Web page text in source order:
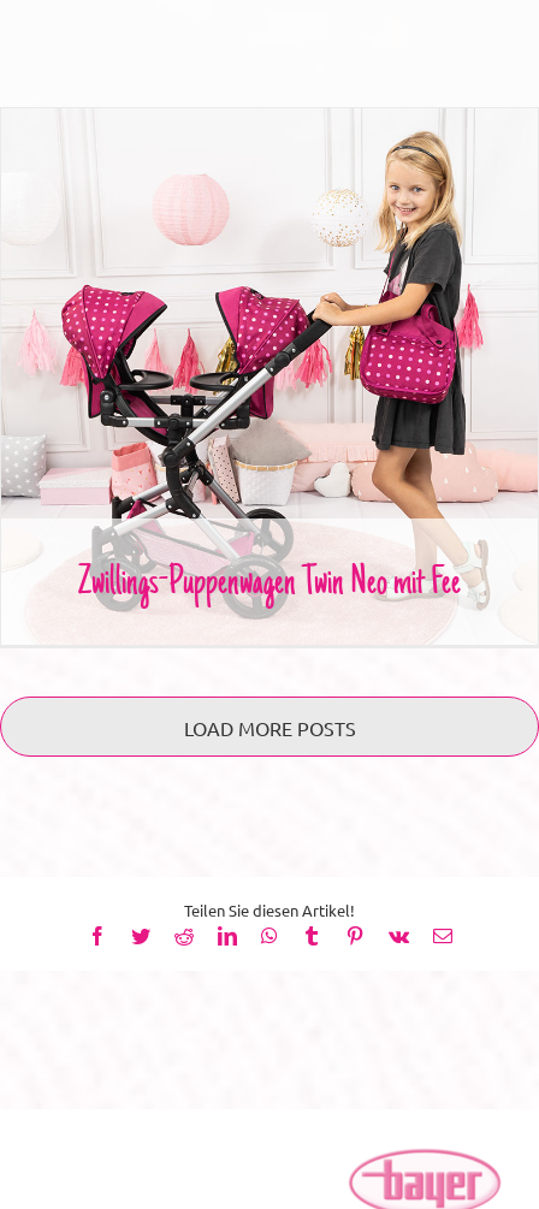
Zwillings-Puppenwagen Twin Neo mit Fee
Zwillings-Puppenwagen Twin Neo mit Fee
LOAD MORE POSTS
Teilen Sie diesen Artikel!
Facebook
TwitterRedditLinkedInWhatsApp
TumblrPinterest
Vk
E-